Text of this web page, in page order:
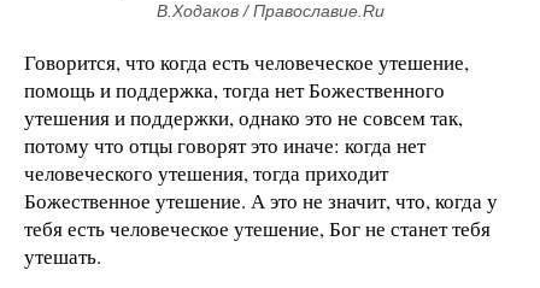
В.Ходаков / Православие.Ru
Говорится, что когда есть человеческое утешение,
помощь и поддержка, тогда нет Божественного
утешения и поддержки, однако это не совсем так,
потому что отцы говорят это иначе: когда нет
человеческого утешения, тогда приходит
Божественное утешение. А это не значит, что, когда у
тебя есть человеческое утешение, Бог не станет тебя
утешать.